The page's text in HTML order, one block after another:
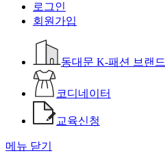
로그인
회원가입
동대문 K-패션 브랜드
코디네이터
교육신청
메뉴 닫기